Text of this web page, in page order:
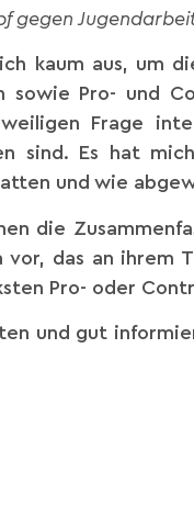
gegen
kaum aus, um
Pro- und
Frage
sind. Es hat
und wie
die
das an ihrem
Pro- oder
und gut